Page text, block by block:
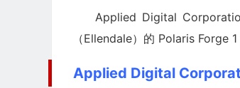
Applied Digital
（Ellendale）的 Polaris Forge
Applied Digital